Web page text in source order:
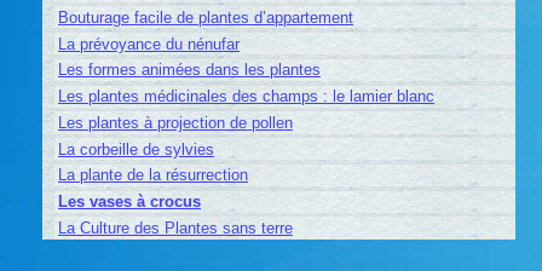
Bouturage facile de plantes d’appartement
La prévoyance du nénufar
Les formes animées dans les plantes
Les plantes médicinales des champs : le lamier blanc
Les plantes à projection de pollen
La corbeille de sylvies
La plante de la résurrection
Les vases à crocus
La Culture des Plantes sans terre